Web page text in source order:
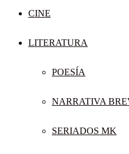
CINE
LITERATURA
POESÍA
NARRATIVA
SERIADOS MK